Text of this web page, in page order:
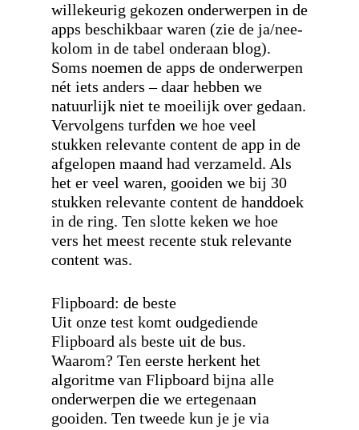
willekeurig gekozen onderwerpen in de
apps beschikbaar waren (zie de ja/nee-
kolom in de tabel onderaan blog).
Soms noemen de apps de onderwerpen
nét iets anders – daar hebben we
natuurlijk niet te moeilijk over gedaan.
Vervolgens turfden we hoe veel
stukken relevante content de app in de
afgelopen maand had verzameld. Als
het er veel waren, gooiden we bij 30
stukken relevante content de handdoek
in de ring. Ten slotte keken we hoe
vers het meest recente stuk relevante
content was.
Flipboard: de beste
Uit onze test komt oudgediende
Flipboard als beste uit de bus.
Waarom? Ten eerste herkent het
algoritme van Flipboard bijna alle
onderwerpen die we ertegenaan
gooiden. Ten tweede kun je je via